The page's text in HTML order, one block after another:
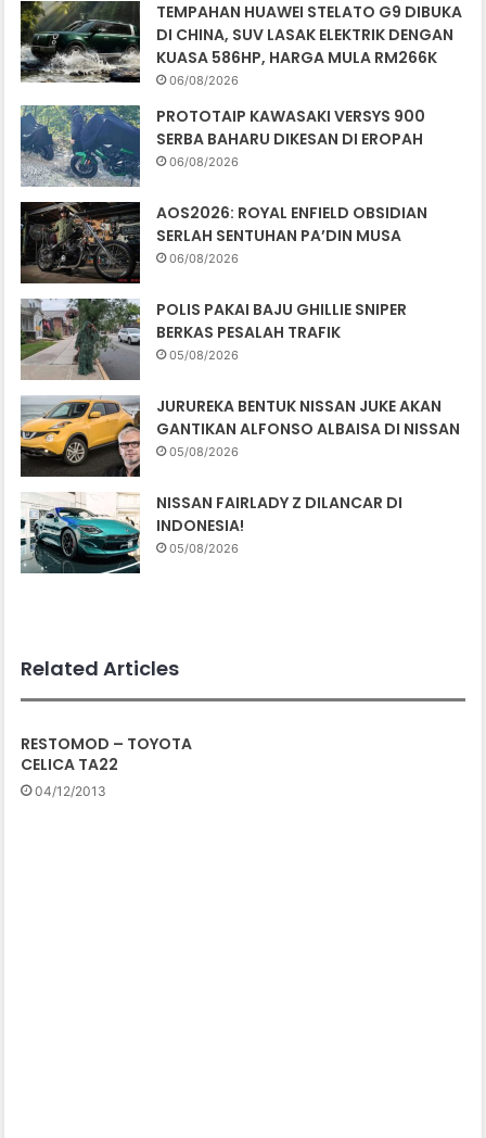
TEMPAHAN HUAWEI STELATO G9 DIBUKA
DI CHINA, SUV LASAK ELEKTRIK DENGAN
KUASA 586HP, HARGA MULA RM266K
06/08/2026
PROTOTAIP KAWASAKI VERSYS 900
SERBA BAHARU DIKESAN DI EROPAH
06/08/2026
AOS2026: ROYAL ENFIELD OBSIDIAN
SERLAH SENTUHAN PA’DIN MUSA
06/08/2026
POLIS PAKAI BAJU GHILLIE SNIPER
BERKAS PESALAH TRAFIK
05/08/2026
JURUREKA BENTUK NISSAN JUKE AKAN
GANTIKAN ALFONSO ALBAISA DI NISSAN
05/08/2026
NISSAN FAIRLADY Z DILANCAR DI
INDONESIA!
05/08/2026
Related Articles
RESTOMOD – TOYOTA
CELICA TA22
04/12/2013